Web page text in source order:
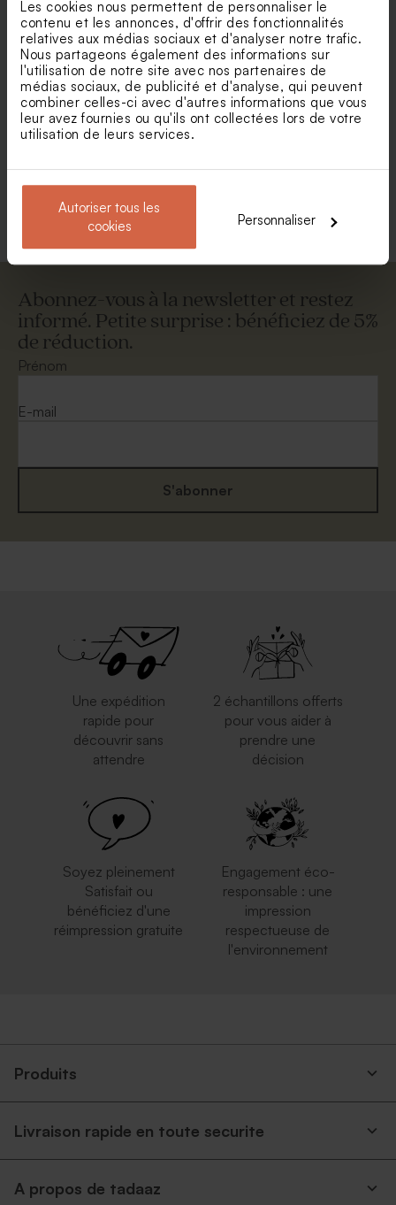
Les cookies nous permettent de personnaliser le
contenu et les annonces, d'offrir des fonctionnalités
relatives aux médias sociaux et d'analyser notre trafic.
Nous partageons également des informations sur
l'utilisation de notre site avec nos partenaires de
médias sociaux, de publicité et d'analyse, qui peuvent
combiner celles-ci avec d'autres informations que vous
leur avez fournies ou qu'ils ont collectées lors de votre
utilisation de leurs services.
Autoriser tous les
cookies
Personnaliser
Enveloppe vœux bleu nuit
Magnifique enveloppe
carrée blanche
Enveloppe vœux dorée
Enveloppe bleu ciel Enveloppe rose pâle
Enveloppe brune
Abonnez-vous à la newsletter et restez
informé. Petite surprise : bénéficiez de 5%
de réduction.
Prénom
E-mail
S'abonner
Une expédition
rapide pour
découvrir sans
attendre
2 échantillons offerts
pour vous aider à
prendre une
décision
Soyez pleinement
Satisfait ou
bénéficiez d'une
réimpression gratuite
Engagement éco-
responsable : une
impression
respectueuse de
l'environnement
Produits
Livraison rapide en toute securite
A propos de tadaaz